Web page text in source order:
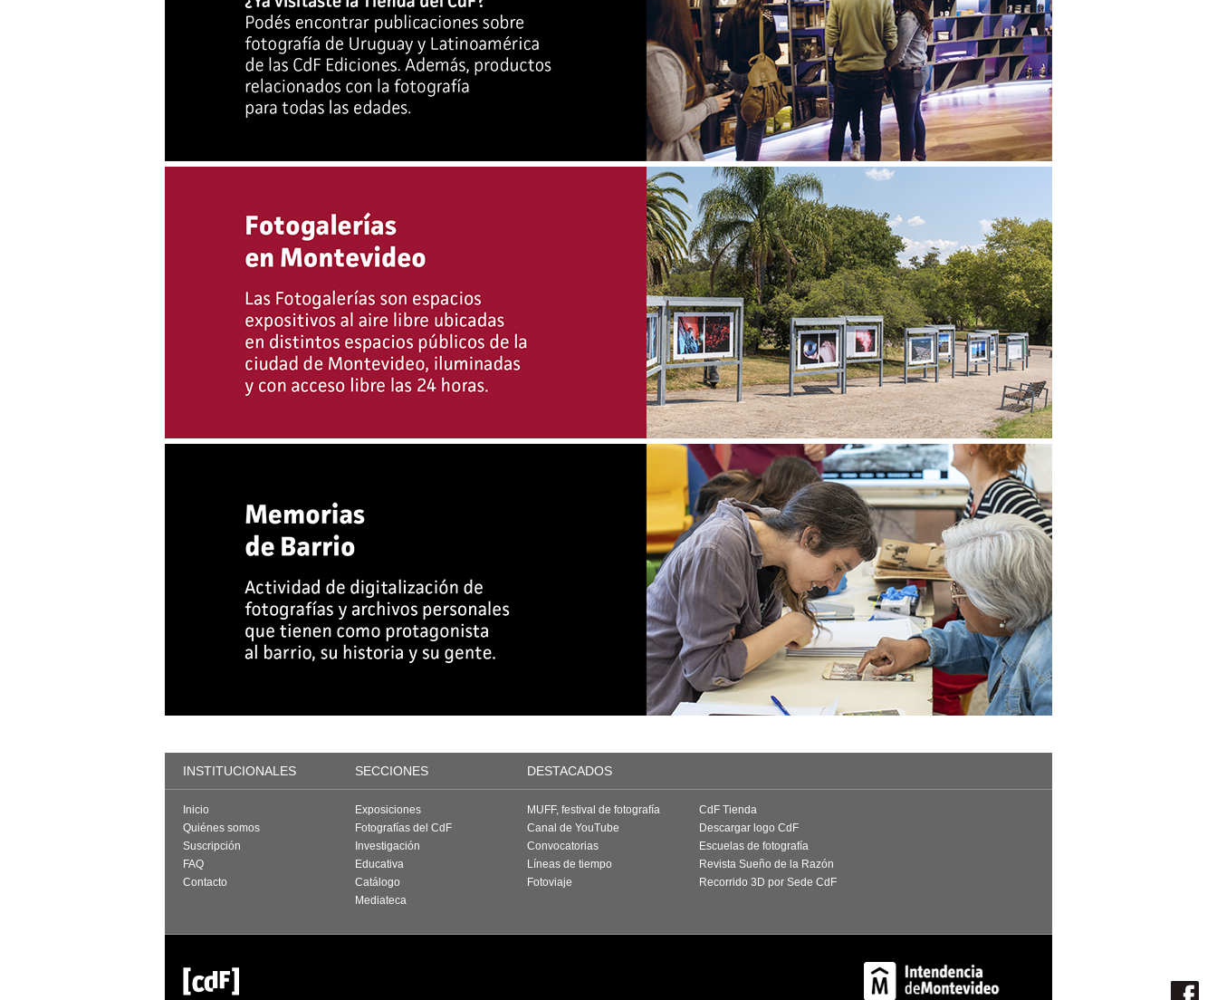
INSTITUCIONALES SECCIONES DESTACADOS
Inicio
Quiénes somos
Suscripción
FAQ
Contacto
Exposiciones
Fotografías del CdF
Investigación
Educativa
Catálogo
Mediateca
MUFF, festival de fotografía
Canal de YouTube
Convocatorias
Líneas de tiempo
Fotoviaje
CdF Tienda
Descargar logo CdF
Escuelas de fotografía
Revista Sueño de la Razón
Recorrido 3D por Sede CdF